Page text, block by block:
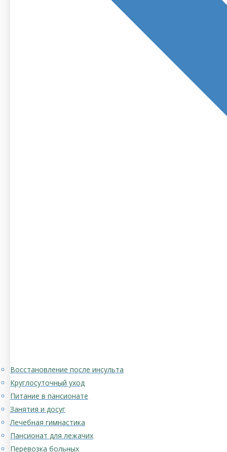
Восстановление после инсульта
Круглосуточный уход
Питание в пансионате
Занятия и досуг
Лечебная гимнастика
Пансионат для лежачих
Перевозка больных